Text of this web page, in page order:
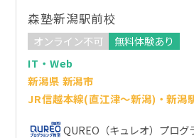
森塾新潟駅前校
オンライン不可
無料体験あり
IT・Web
新潟県 新潟市
JR信越本線(直江津～新潟)・新潟
QUREO（キュレオ）プログ